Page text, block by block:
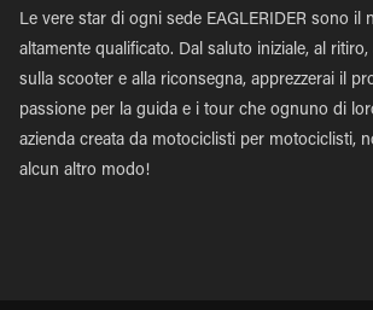
Le vere star di ogni sede EAGLERIDER sono il
altamente qualificato. Dal saluto iniziale, al
sulla scooter e alla riconsegna, apprezzerai il
passione per la guida e i tour che ognuno di
azienda creata da motociclisti per motociclisti,
alcun altro modo!